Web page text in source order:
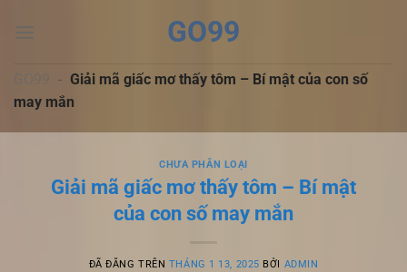
đến
GO99
- Giải mã giấc mơ thấy tôm – Bí mật của con số
may mắn
CHƯA PHÂN LOẠI
Giải mã giấc mơ thấy tôm – Bí mật
của con số may mắn
ĐÃ ĐĂNG TRÊN THÁNG 1 13, 2025 BỞI ADMIN